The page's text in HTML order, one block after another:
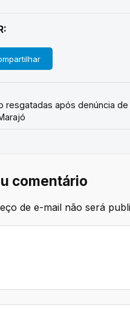
resgatadas após denúncia de
comentário
de e-mail não será